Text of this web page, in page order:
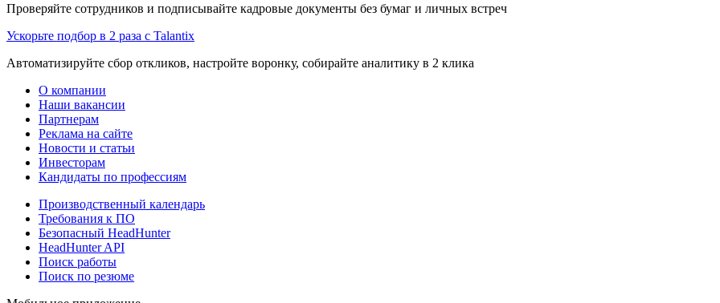
Проверяйте сотрудников и подписывайте кадровые документы без бумаг и личных встреч
Ускорьте подбор в 2 раза с Talantix
Автоматизируйте сбор откликов, настройте воронку, собирайте аналитику в 2 клика
О компании
Наши вакансии
Партнерам
Реклама на сайте
Новости и статьи
Инвесторам
Кандидаты по профессиям
Производственный календарь
Требования к ПО
Безопасный HeadHunter
HeadHunter API
Поиск работы
Поиск по резюме